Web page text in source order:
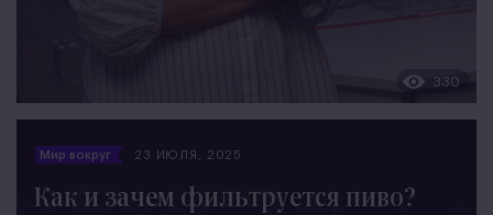
330
Мир вокруг 23 ИЮЛЯ, 2025
Как и зачем фильтруется пиво?